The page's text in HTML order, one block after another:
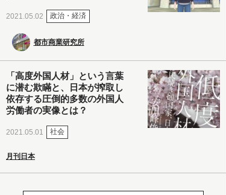
2021.05.02 政治・経済
都市商業研究所
「高度外国人材」という言葉
に潜む欺瞞と、日本が搾取し
依存する圧倒的多数の外国人
労働者の実像とは？
2021.05.01 社会
月刊日本